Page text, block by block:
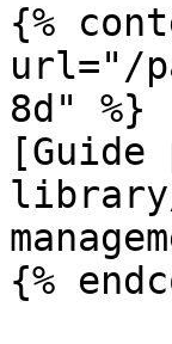
{%
url="/
8d" %}
{%